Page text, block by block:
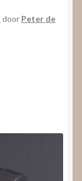
door Peter de